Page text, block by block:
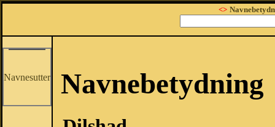
<>
Navnesutter Navnebetydning